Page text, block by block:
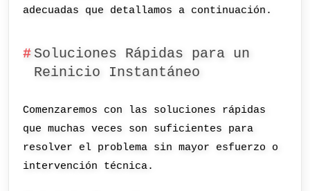
adecuadas que detallamos a continuación.
Soluciones Rápidas para un
Reinicio Instantáneo
Comenzaremos con las soluciones rápidas
que muchas veces son suficientes para
resolver el problema sin mayor esfuerzo o
intervención técnica.